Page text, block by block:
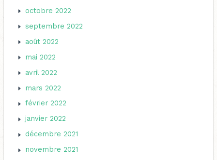
octobre 2022
septembre 2022
août 2022
mai 2022
avril 2022
mars 2022
février 2022
janvier 2022
décembre 2021
novembre 2021